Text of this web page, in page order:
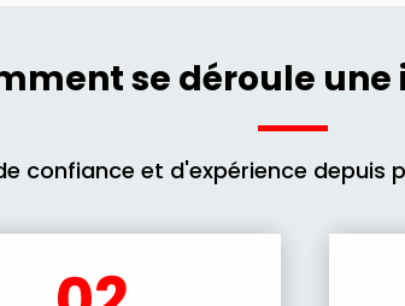
se déroule
confiance et d'expérience depuis